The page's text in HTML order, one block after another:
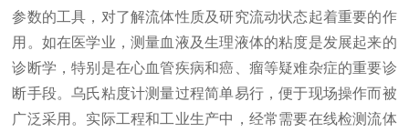
参数的工具，对了解流体性质及研究流动状态起着重要的作
用。如在医学业，测量血液及生理液体的粘度是发展起来的
诊断学，特别是在心血管疾病和癌、瘤等疑难杂症的重要诊
断手段。乌氏粘度计测量过程简单易行，便于现场操作而被
广泛采用。实际工程和工业生产中，经常需要在线检测流体